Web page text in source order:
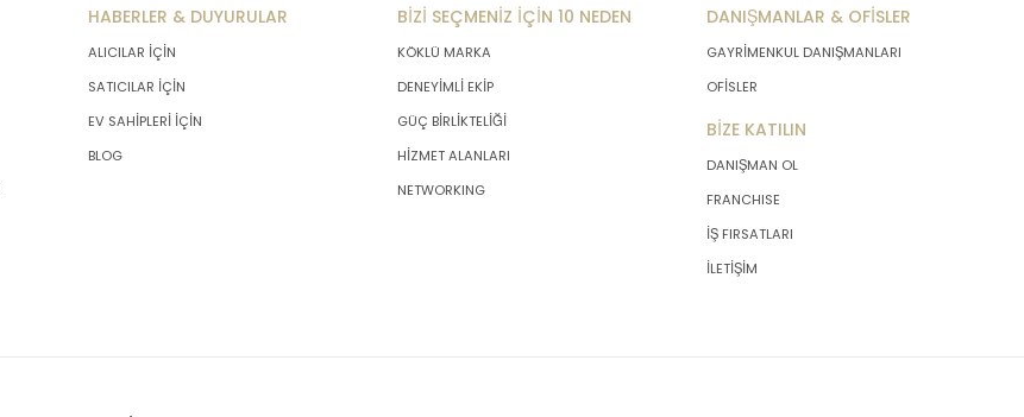
HABERLER & DUYURULAR
ALICILAR İÇİN
SATICILAR İÇİN
EV SAHİPLERİ İÇİN
BLOG
BİZİ SEÇMENİZ İÇİN 10 NEDEN
KÖKLÜ MARKA
DENEYİMLİ EKİP
GÜÇ BİRLİKTELİĞİ
HİZMET ALANLARI
NETWORKING
DANIŞMANLAR & OFİSLER
GAYRİMENKUL DANIŞMANLARI
OFİSLER
BİZE KATILIN
DANIŞMAN OL
FRANCHISE
İŞ FIRSATLARI
İLETİŞİM